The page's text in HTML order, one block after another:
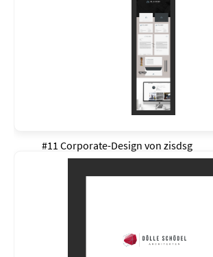
#11 Corporate-Design von zisdsg